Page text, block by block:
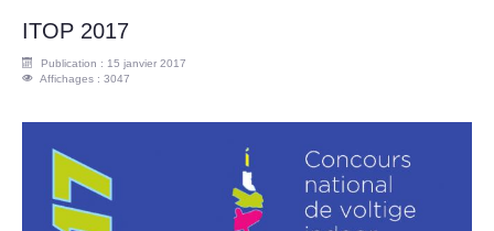
ITOP 2017
Publication : 15 janvier 2017
Affichages : 3047